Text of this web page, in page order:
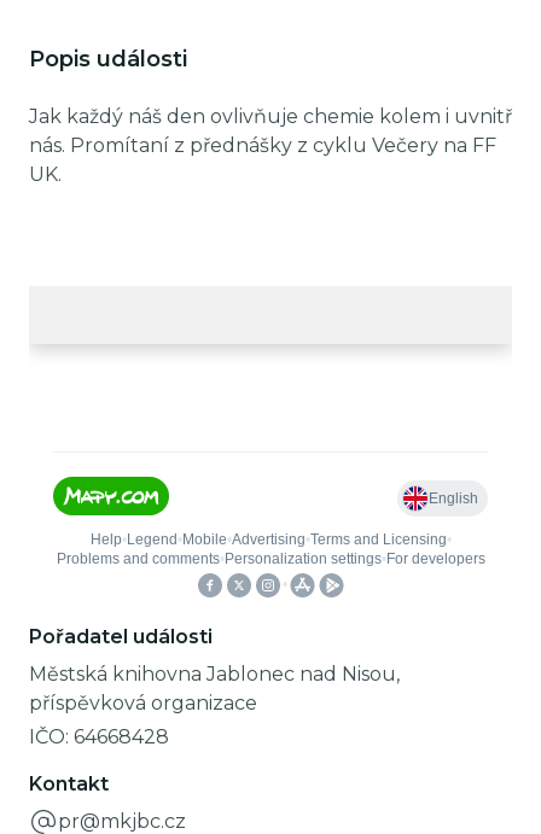
Popis události
Jak každý náš den ovlivňuje chemie kolem i uvnitř
nás. Promítaní z přednášky z cyklu Večery na FF
UK.
Pořadatel události
Městská knihovna Jablonec nad Nisou,
příspěvková organizace
IČO: 64668428
Kontakt
pr@mkjbc.cz